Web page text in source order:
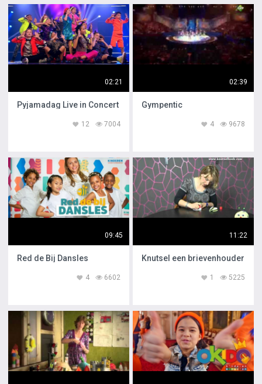
02:21
Pyjamadag Live in Concert
7004
12
02:39
Gympentic
9678
4
09:45
Red de Bij Dansles
6602
4
11:22
Knutsel een brievenhouder
5225
1